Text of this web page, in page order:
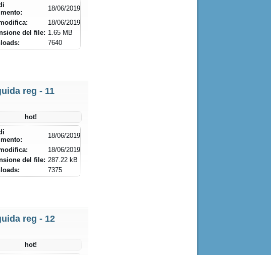
18/06/2019
18/06/2019
del file: 1.65 MB
7640
reg - 11
hot!
18/06/2019
18/06/2019
del file: 287.22 kB
7375
reg - 12
hot!